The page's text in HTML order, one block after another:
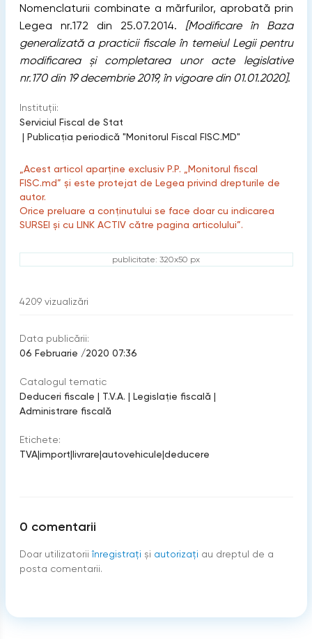
Nomenclaturii combinate a mărfurilor, aprobată prin
Legea nr.172 din 25.07.2014. [Modificare în Baza
generalizată a practicii fiscale în temeiul Legii pentru
modificarea şi completarea unor acte legislative
nr.170 din 19 decembrie 2019, în vigoare din 01.01.2020].
Instituții:
Serviciul Fiscal de Stat
| Publicaţia periodică "Monitorul Fiscal FISC.MD"
„Acest articol aparține exclusiv P.P. „Monitorul fiscal
FISC.md” și este protejat de Legea privind drepturile de
autor.
Orice preluare a conținutului se face doar cu indicarea
SURSEI și cu LINK ACTIV către pagina articolului”.
publicitate: 320x50 px
4209 vizualizări
Data publicării:
06 Februarie /2020 07:36
Catalogul tematic
Deduceri fiscale | T.V.A. | Legislație fiscală |
Administrare fiscală
Etichete:
TVA|import|livrare|autovehicule|deducere
0 comentarii
Doar utilizatorii înregistraţi şi autorizați au dreptul de a
posta comentarii.